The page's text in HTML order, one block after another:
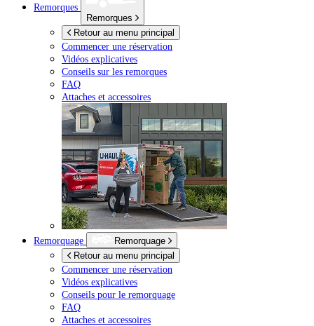
Remorques
Remorques
Retour au menu principal
Commencer une réservation
Vidéos explicatives
Conseils sur les remorques
FAQ
Attaches et accessoires
Remorquage
Remorquage
Retour au menu principal
Commencer une réservation
Vidéos explicatives
Conseils pour le remorquage
FAQ
Attaches et accessoires